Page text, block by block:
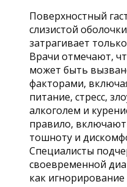
Поверхностный
слизистой
затрагивает
Врачи отмечают,
может быть
факторами,
питание, стресс,
алкоголем и
правило,
тошноту и
Специалисты
своевременной
как